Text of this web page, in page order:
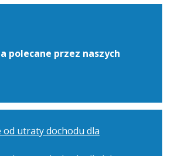
polecane przez naszych
od utraty dochodu dla